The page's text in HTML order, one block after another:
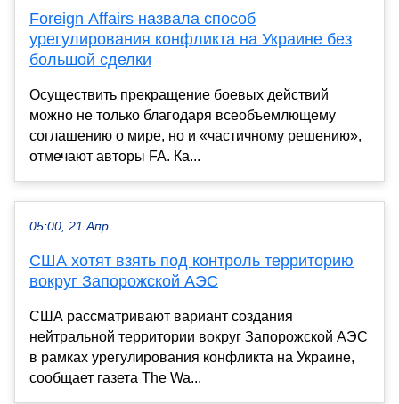
Foreign Affairs назвала способ
урегулирования конфликта на Украине без
большой сделки
Осуществить прекращение боевых действий
можно не только благодаря всеобъемлющему
соглашению о мире, но и «частичному решению»,
отмечают авторы FA. Ка...
05:00, 21 Апр
США хотят взять под контроль территорию
вокруг Запорожской АЭС
США рассматривают вариант создания
нейтральной территории вокруг Запорожской АЭС
в рамках урегулирования конфликта на Украине,
сообщает газета The Wa...